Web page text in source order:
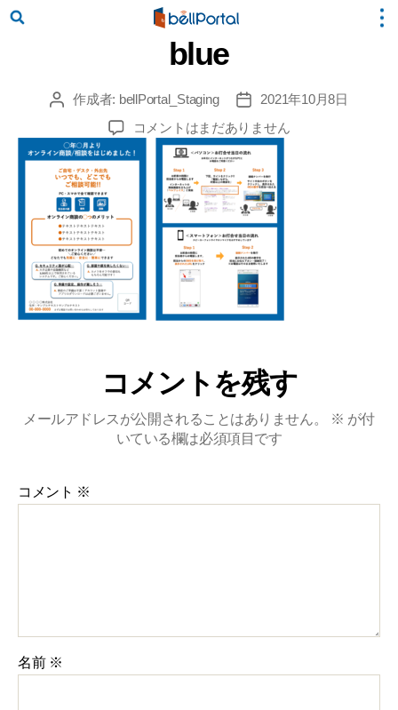
blue
投
者
作成者: bellPortal_Staging
投
稿
日
2021年10月8日
blue
の
コメントはまだありません
コメントを残す
メールアドレスが公開されることはありません。 ※ が付
いている欄は必須項目です
コメント ※
名前 ※